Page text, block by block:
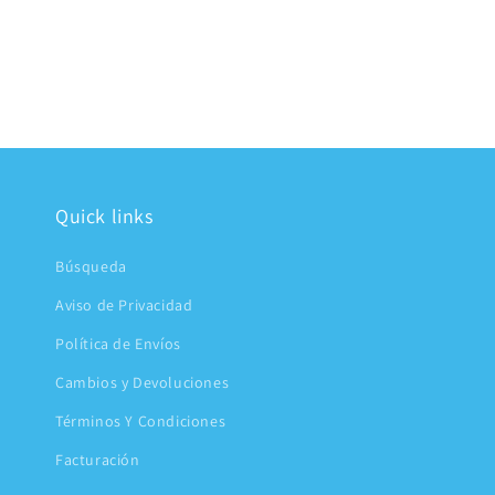
Quick links
Búsqueda
Aviso de Privacidad
Política de Envíos
Cambios y Devoluciones
Términos Y Condiciones
Facturación